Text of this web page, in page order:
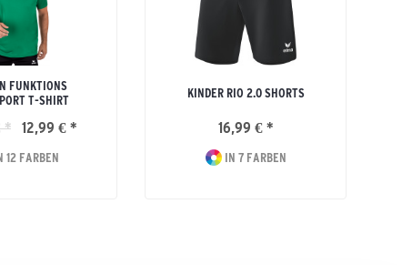
FUNKTIONS
T-SHIRT
* 12,99 € *
12 FARBEN
KINDER RIO 2.0 SHORTS
16,99 € *
IN 7 FARBEN